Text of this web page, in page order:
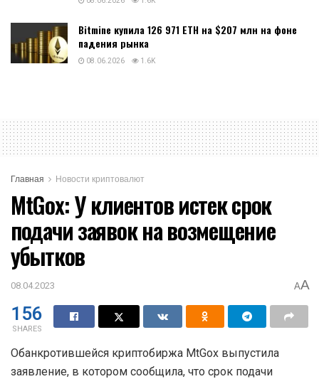
Bitmine купила 126 971 ETH на $207 млн на фоне
падения рынка
08.06.2026 1.6K
Главная Новости криптовалют
MtGox: У клиентов истек срок
подачи заявок на возмещение
убытков
08.04.2023 AA
156
SHARES
Обанкротившейся криптобиржа MtGox выпустила
заявление, в котором сообщила, что срок подачи